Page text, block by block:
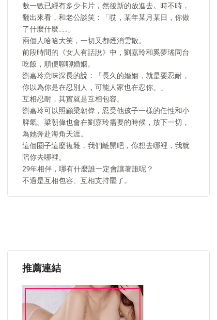
數一數已經有多少卡片，然後新的放進去。時不時，
翻出來看，和老公談笑：「哎，某年某月某日，你做
了什麼什麼……」
兩個人哈哈大笑，一切又都煙消雲散。
前段時間的《女人有話說》中，劉嘉玲和奚夢瑤同台
吃飯，順便聊聊婚姻。
劉嘉玲意味深長的說：「長久的婚姻，就是要忍耐，
你以為你是在忍別人，可能人家也在忍你。」
互相忍耐，其實就是互相包容。
劉嘉玲可以照顧梁朝偉，忍受他孩子一樣的任性和小
脾氣。梁朝偉也會在劉嘉玲需要的時候，放下一切，
為她奔赴海角天涯。
這個圈子這麼複雜，我們離開吧，你想去哪裡，我就
陪你去哪裡。
29年相伴，哪有什麼誰一定會讓著誰呢？
不過是互相包容、互相支持罷了。
推薦連結